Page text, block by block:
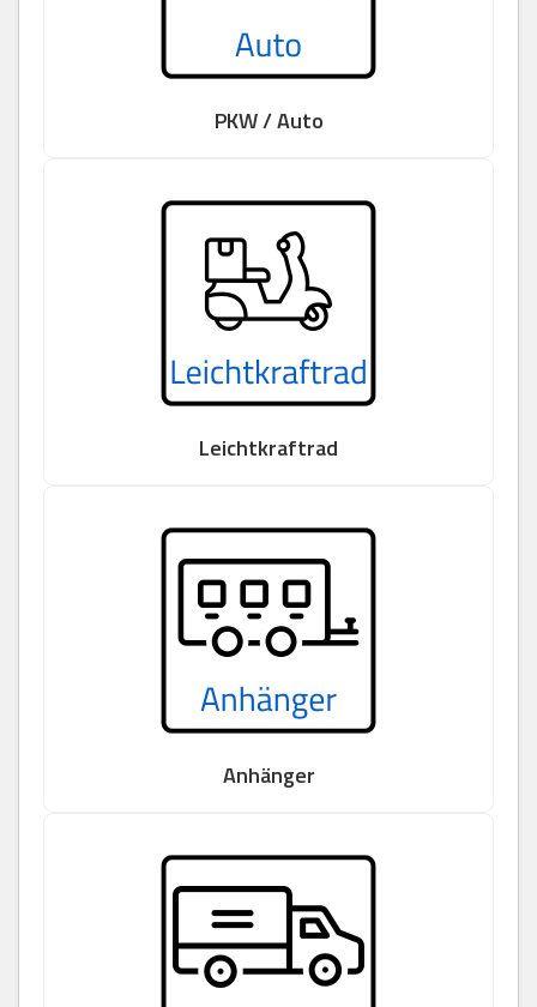
PKW / Auto
Leichtkraftrad
Anhänger